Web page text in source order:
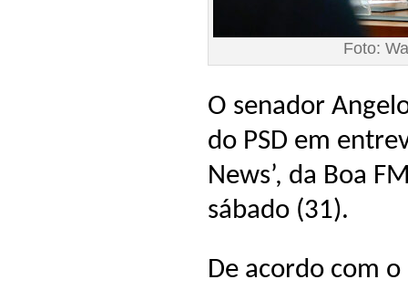
Foto:
O senador
do PSD em
News’, da Boa
sábado (31).
De acordo com